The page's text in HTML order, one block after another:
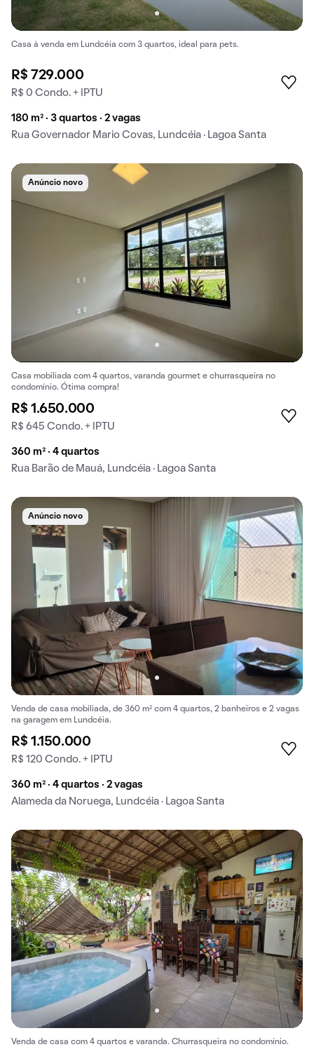
Casa à venda em Lundcéia com 3 quartos, ideal para pets.
R$ 729.000
R$ 0 Condo. + IPTU
180 m² · 3 quartos · 2 vagas
Rua Governador Mario Covas, Lundcéia · Lagoa Santa
Anúncio novo
Casa mobiliada com 4 quartos, varanda gourmet e churrasqueira no
condomínio. Ótima compra!
R$ 1.650.000
R$ 645 Condo. + IPTU
360 m² · 4 quartos
Rua Barão de Mauá, Lundcéia · Lagoa Santa
Anúncio novo
Venda de casa mobiliada, de 360 m² com 4 quartos, 2 banheiros e 2 vagas
na garagem em Lundcéia.
R$ 1.150.000
R$ 120 Condo. + IPTU
360 m² · 4 quartos · 2 vagas
Alameda da Noruega, Lundcéia · Lagoa Santa
Venda de casa com 4 quartos e varanda. Churrasqueira no condomínio.